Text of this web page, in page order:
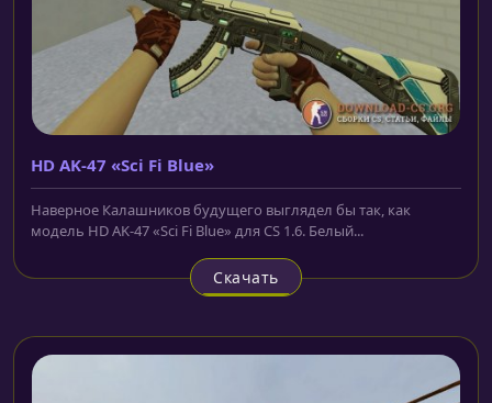
HD AK-47 «Sci Fi Blue»
Наверное Калашников будущего выглядел бы так, как
модель HD AK-47 «Sci Fi Blue» для CS 1.6. Белый...
Скачать